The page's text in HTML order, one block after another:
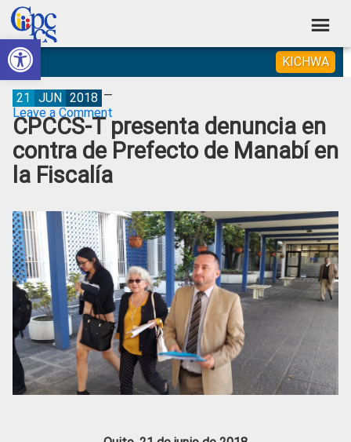
Abrir barra de herramientas
Skip
to
primary
navigation
Skip
to
main
content
Skip
to
primary
sidebar
Skip
to
footer
Consejo
de
Participación
Ciudadana
Control
Social
Construyendo
Poder
Ciudadano
KICHWA
CPCCS-T presenta denuncia en
contra de Prefecto de Manabí en
la Fiscalía
21 JUN 2018
Leave a Comment